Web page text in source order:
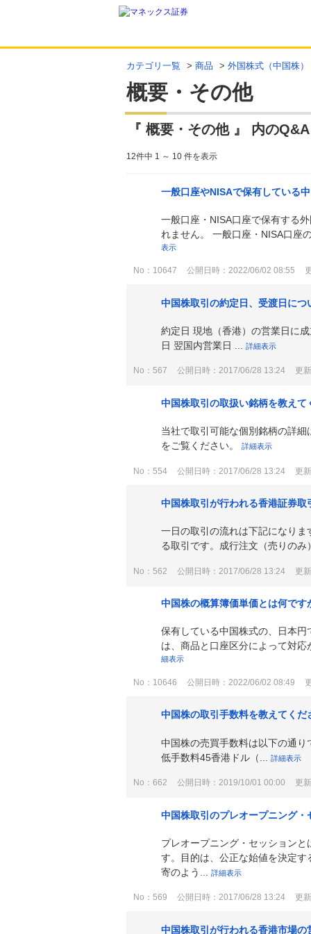
カテゴリ一覧 > 商品 > 外国株式（中国株）
概要・その他
『 概要・その他 』 内のQ&A
12件中 1 ～ 10 件を表示
一般口座やNISAで保有している
一般口座・NISA口座で保有する
れません。 一般口座・NISA口座
表示
No：10647 公開日時：2022/06/02 08:55
中国株取引の約定日、受渡日につ
約定日 現地（香港）の営業日に
日 翌国内営業日 ...詳細表示
No：567 公開日時：2017/06/28 13:24 更
中国株取引の取扱い銘柄を教えて
当社で取引可能な個別銘柄の詳
をご覧ください。詳細表示
No：554 公開日時：2017/06/28 13:24 更
中国株取引が行われる香港証券
一日の取引の流れは下記になり
る取引です。成行注文（売りの
No：562 公開日時：2017/06/28 13:24 更
中国株の概算簿価単価とは何です
保有している中国株式の、日本
は、商品と口座区分によって対
細表示
No：10646 公開日時：2022/06/02 08:49
中国株の取引手数料を教えてくだ
中国株の売買手数料は以下の通
低手数料45香港ドル（...詳細表示
No：662 公開日時：2019/10/01 00:00 更
中国株取引のプレオープニング
プレオープニング・セッション
す。目的は、公正な始値を決定
寄のよう...詳細表示
No：569 公開日時：2017/06/28 13:24 更
中国株取引が行われる香港市場